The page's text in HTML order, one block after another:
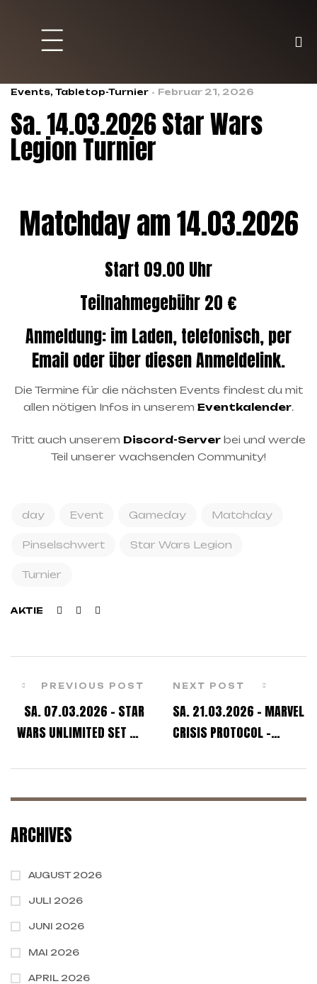
Events, Tabletop-Turnier Februar 21, 2026
Sa. 14.03.2026 Star Wars
Legion Turnier
Matchday am 14.03.2026
Start 09.00 Uhr
Teilnahmegebühr 20 €
Anmeldung: im Laden, telefonisch, per
Email oder über diesenAnmeldelink.
Die Termine für die nächsten Events findest du mit
allen nötigen Infos in unserem Eventkalender.
Tritt auch unserem Discord-Server bei und werde
Teil unserer wachsenden Community!
day Event Gameday Matchday
Pinselschwert Star Wars Legion
Turnier
AKTIE Facebook
Twitter
PREVIOUS POST
SA. 07.03.2026 – STAR
WARS UNLIMITED SET 7 –
NEXT POST
SA. 21.03.2026 – MARVEL
CRISIS PROTOCOL –
ARCHIVES
AUGUST 2026
JULI 2026
JUNI 2026
MAI 2026
APRIL 2026